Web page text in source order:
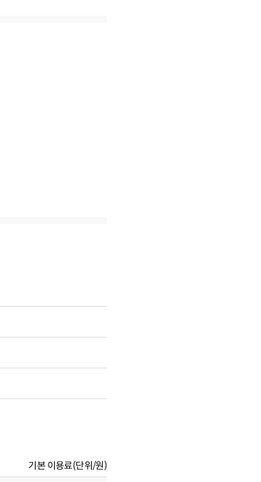
기본 이용료(단위/원)